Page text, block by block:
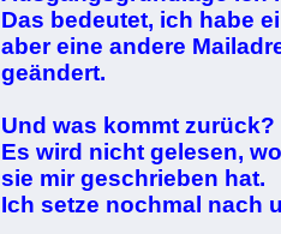
Das bedeutet, ich habe
aber eine andere
geändert.
Und was kommt
Es wird nicht gelesen,
sie mir geschrieben hat.
Ich setze nochmal nach